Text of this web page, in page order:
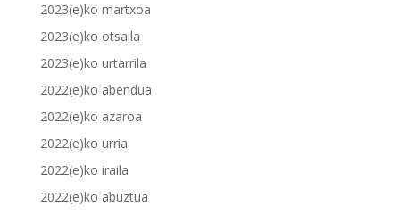
2023(e)ko martxoa
2023(e)ko otsaila
2023(e)ko urtarrila
2022(e)ko abendua
2022(e)ko azaroa
2022(e)ko urria
2022(e)ko iraila
2022(e)ko abuztua